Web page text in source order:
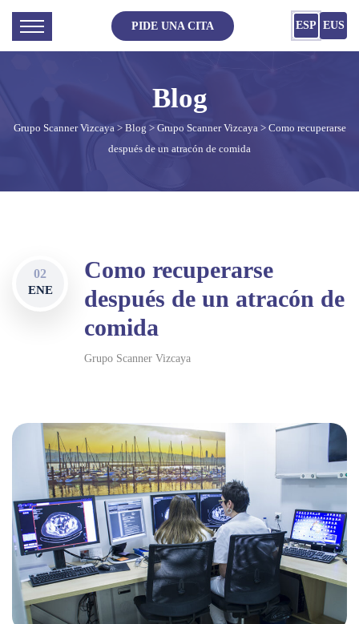
PIDE UNA CITA ESP EUS
Grupo Scanner Vizcaya> Blog > Grupo Scanner Vizcaya> Como recuperarse
después de un atracón de comida
02
ENE
Como recuperarse
después de un atracón de
comida
Grupo Scanner Vizcaya